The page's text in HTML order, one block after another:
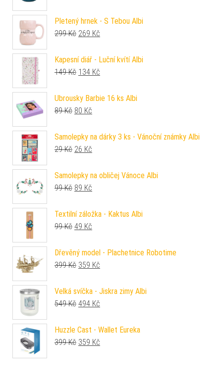
Pletený hrnek - S Tebou Albi
299Kč Původní cena byla: 299 Kč.
269 Kč
Kapesní diář - Luční kvítí Albi
149Kč Původní cena byla: 149 Kč.
134 Kč
Ubrousky Barbie 16 ks Albi
89Kč Původní cena byla: 89 Kč.
80 Kč
Samolepky na dárky 3 ks - Vánoční známky Albi
29Kč Původní cena byla: 29 Kč.
26 Kč
Samolepky na obličej Vánoce Albi
99Kč Původní cena byla: 99 Kč.
89 Kč
Textilní záložka - Kaktus Albi
99Kč Původní cena byla: 99 Kč.
49 Kč
Dřevěný model - Plachetnice Robotime
399Kč Původní cena byla: 399 Kč.
359 Kč
Velká svíčka - Jiskra zimy Albi
549Kč Původní cena byla: 549 Kč.
494 Kč
Huzzle Cast - Wallet Eureka
399Kč Původní cena byla: 399 Kč.
359 Kč